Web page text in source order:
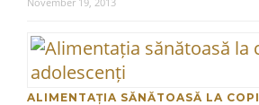
ALIMENTAȚIA SĂNĂTOASĂ LA